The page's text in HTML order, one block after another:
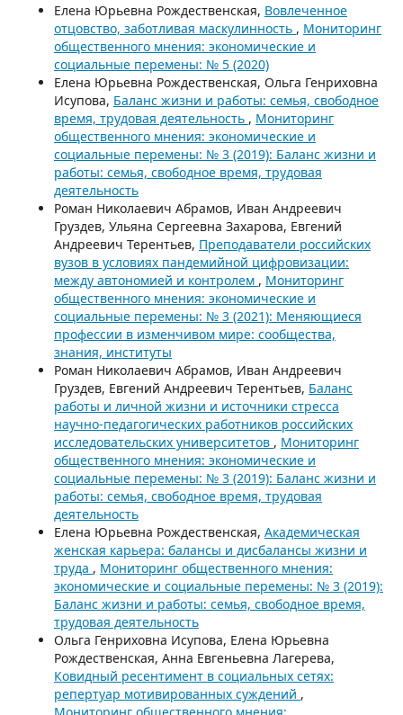
Елена Юрьевна Рождественская, Вовлеченное
отцовство, заботливая маскулинность , Мониторинг
общественного мнения: экономические и
социальные перемены: № 5 (2020)
Елена Юрьевна Рождественская, Ольга Генриховна
Исупова, Баланс жизни и работы: семья, свободное
время, трудовая деятельность , Мониторинг
общественного мнения: экономические и
социальные перемены: № 3 (2019): Баланс жизни и
работы: семья, свободное время, трудовая
деятельность
Роман Николаевич Абрамов, Иван Андреевич
Груздев, Ульяна Сергеевна Захарова, Евгений
Андреевич Терентьев, Преподаватели российских
вузов в условиях пандемийной цифровизации:
между автономией и контролем , Мониторинг
общественного мнения: экономические и
социальные перемены: № 3 (2021): Меняющиеся
профессии в изменчивом мире: сообщества,
знания, институты
Роман Николаевич Абрамов, Иван Андреевич
Груздев, Евгений Андреевич Терентьев, Баланс
работы и личной жизни и источники стресса
научно-педагогических работников российских
исследовательских университетов , Мониторинг
общественного мнения: экономические и
социальные перемены: № 3 (2019): Баланс жизни и
работы: семья, свободное время, трудовая
деятельность
Елена Юрьевна Рождественская, Академическая
женская карьера: балансы и дисбалансы жизни и
труда , Мониторинг общественного мнения:
экономические и социальные перемены: № 3 (2019):
Баланс жизни и работы: семья, свободное время,
трудовая деятельность
Ольга Генриховна Исупова, Елена Юрьевна
Рождественская, Анна Евгеньевна Лагерева,
Ковидный ресентимент в социальных сетях:
репертуар мотивированных суждений ,
Мониторинг общественного мнения: